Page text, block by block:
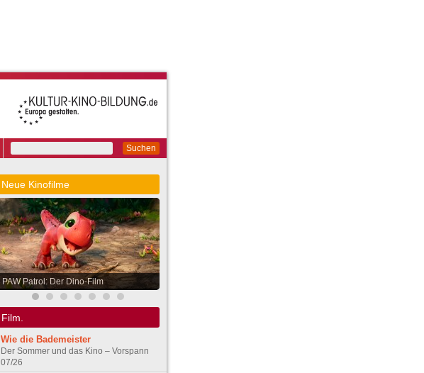
Suchen
Neue Kinofilme
PAW Patrol: Der Dino-Film
Film.
Wie die Bademeister
Der Sommer und das Kino – Vorspann
07/26